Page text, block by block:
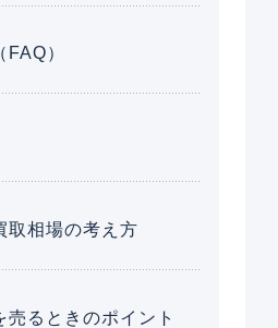
）
取相場の考え方
売るときのポイント